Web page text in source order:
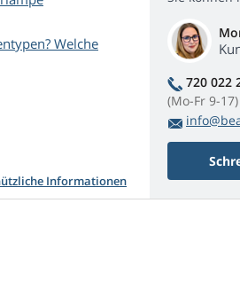
Welche
Informationen
720 022
(Mo-Fr 9-17)